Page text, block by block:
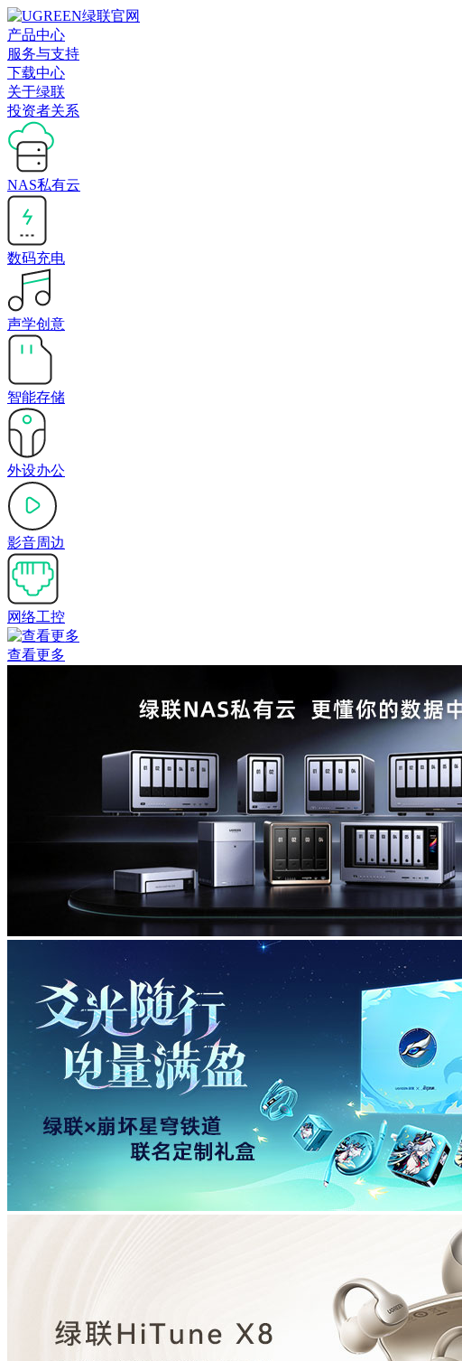
产品中心
服务与支持
下载中心
关于绿联
投资者关系
NAS私有云
数码充电
声学创意
智能存储
外设办公
影音周边
网络工控
查看更多